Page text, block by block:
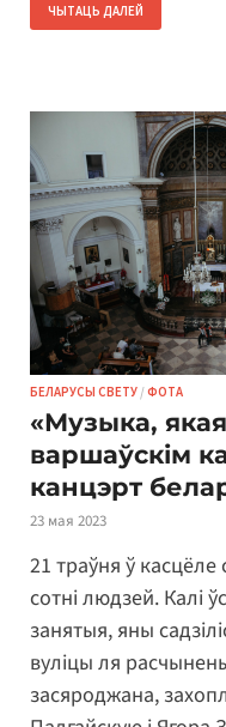
ЧЫТАЦЬ ДАЛЕЙ
БЕЛАРУСЫ СВЕТУ /ФОТА
«Музыка,
варшаўскім
канцэрт
23 мая 2023
21 траўня ў касцёле
сотні людзей. Калі
занятыя, яны
вуліцы ля
засяроджана,